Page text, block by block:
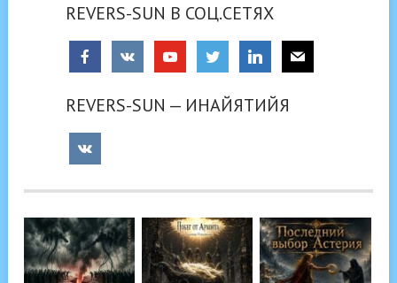
REVERS-SUN В СОЦ.СЕТЯХ
REVERS-SUN — ИНАЙЯТИЙЯ